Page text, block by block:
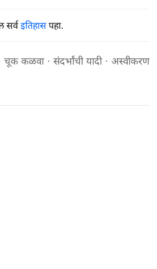
सर्वइतिहास पहा.
चूक कळवा· संदर्भांची यादी· अस्वीकरण